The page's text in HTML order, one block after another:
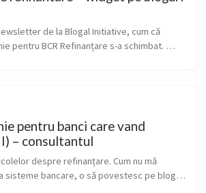
de la Blogal Initiative, cum că
pentru BCR Refinanțare s-a schimbat.
pentru banci care vand
– consultantul
despre refinanțare. Cum nu mă
sisteme bancare, o să povestesc pe blog